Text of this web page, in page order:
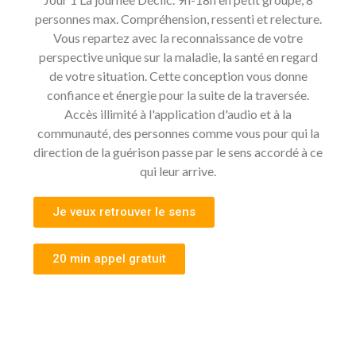
personnes max. Compréhension, ressenti et relecture.
Vous repartez avec la reconnaissance de votre
perspective unique sur la maladie, la santé en regard
de votre situation. Cette conception vous donne
confiance et énergie pour la suite de la traversée.
Accès illimité à l'application d'audio et à la
communauté, des personnes comme vous pour qui la
direction de la guérison passe par le sens accordé à ce
qui leur arrive.
Je veux retrouver le sens
20 min appel gratuit